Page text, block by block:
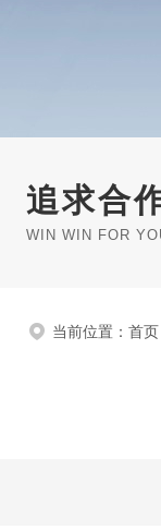
追求合
WIN WIN FOR
当前位置： 首页